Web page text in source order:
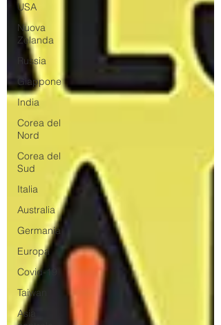
USA
Nuova
Zelanda
Russia
Giappone
India
Corea del
Nord
Corea del
Sud
Italia
Australia
Germania
Europa
Covid-19
Taiwan
Asia